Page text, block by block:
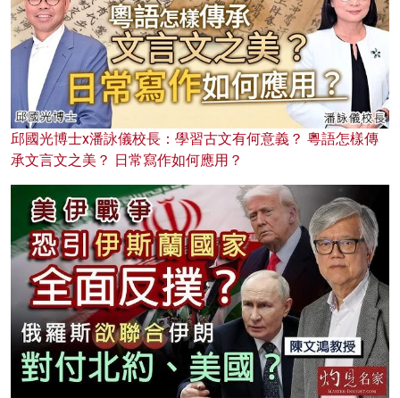
邱國光博士x潘詠儀校長：學習古文有何意義？ 粵語怎樣傳
承文言文之美？ 日常寫作如何應用？